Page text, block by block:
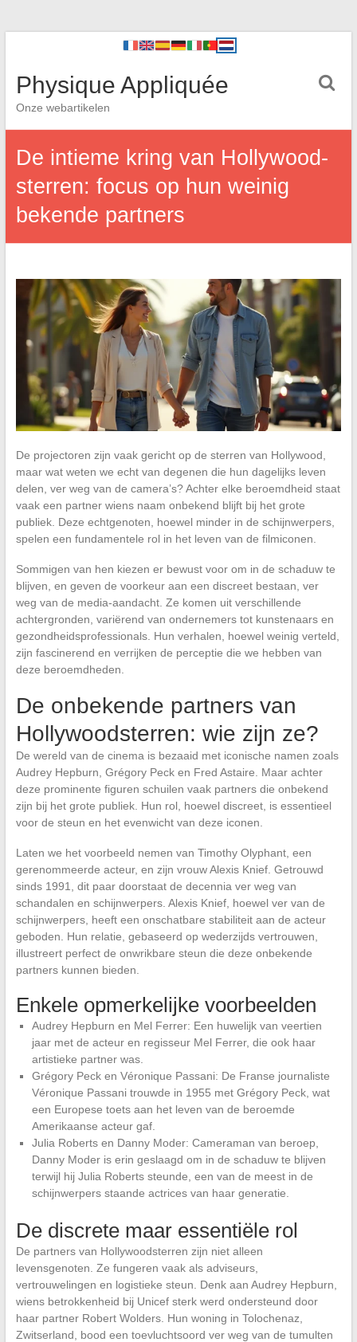
Physique Appliquée
Onze webartikelen
De intieme kring van Hollywood-
sterren: focus op hun weinig
bekende partners
De projectoren zijn vaak gericht op de sterren van Hollywood,
maar wat weten we echt van degenen die hun dagelijks leven
delen, ver weg van de camera’s? Achter elke beroemdheid staat
vaak een partner wiens naam onbekend blijft bij het grote
publiek. Deze echtgenoten, hoewel minder in de schijnwerpers,
spelen een fundamentele rol in het leven van de filmiconen.
Sommigen van hen kiezen er bewust voor om in de schaduw te
blijven, en geven de voorkeur aan een discreet bestaan, ver
weg van de media-aandacht. Ze komen uit verschillende
achtergronden, variërend van ondernemers tot kunstenaars en
gezondheidsprofessionals. Hun verhalen, hoewel weinig verteld,
zijn fascinerend en verrijken de perceptie die we hebben van
deze beroemdheden.
De onbekende partners van
Hollywoodsterren: wie zijn ze?
De wereld van de cinema is bezaaid met iconische namen zoals
Audrey Hepburn, Grégory Peck en Fred Astaire. Maar achter
deze prominente figuren schuilen vaak partners die onbekend
zijn bij het grote publiek. Hun rol, hoewel discreet, is essentieel
voor de steun en het evenwicht van deze iconen.
Laten we het voorbeeld nemen van Timothy Olyphant, een
gerenommeerde acteur, en zijn vrouw Alexis Knief. Getrouwd
sinds 1991, dit paar doorstaat de decennia ver weg van
schandalen en schijnwerpers. Alexis Knief, hoewel ver van de
schijnwerpers, heeft een onschatbare stabiliteit aan de acteur
geboden. Hun relatie, gebaseerd op wederzijds vertrouwen,
illustreert perfect de onwrikbare steun die deze onbekende
partners kunnen bieden.
Enkele opmerkelijke voorbeelden
Audrey Hepburn en Mel Ferrer: Een huwelijk van veertien
jaar met de acteur en regisseur Mel Ferrer, die ook haar
artistieke partner was.
Grégory Peck en Véronique Passani: De Franse journaliste
Véronique Passani trouwde in 1955 met Grégory Peck, wat
een Europese toets aan het leven van de beroemde
Amerikaanse acteur gaf.
Julia Roberts en Danny Moder: Cameraman van beroep,
Danny Moder is erin geslaagd om in de schaduw te blijven
terwijl hij Julia Roberts steunde, een van de meest in de
schijnwerpers staande actrices van haar generatie.
De discrete maar essentiële rol
De partners van Hollywoodsterren zijn niet alleen
levensgenoten. Ze fungeren vaak als adviseurs,
vertrouwelingen en logistieke steun. Denk aan Audrey Hepburn,
wiens betrokkenheid bij Unicef sterk werd ondersteund door
haar partner Robert Wolders. Hun woning in Tolochenaz,
Zwitserland, bood een toevluchtsoord ver weg van de tumulten